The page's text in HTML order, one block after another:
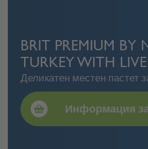
BRIT PREMIUM BY
TURKEY WITH
Деликатен местен пастет
Информация